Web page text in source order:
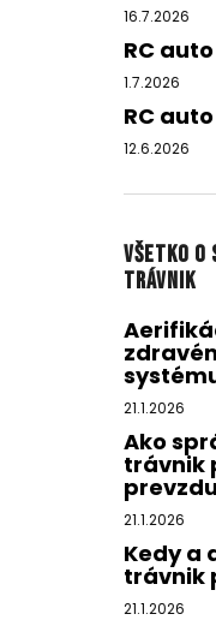
16.7.2026
RC
1.7.2026
RC
12.6.2026
Všetko
trávnik
21.1.2026
Ako
trávnik
21.1.2026
Kedy a
trávnik
21.1.2026